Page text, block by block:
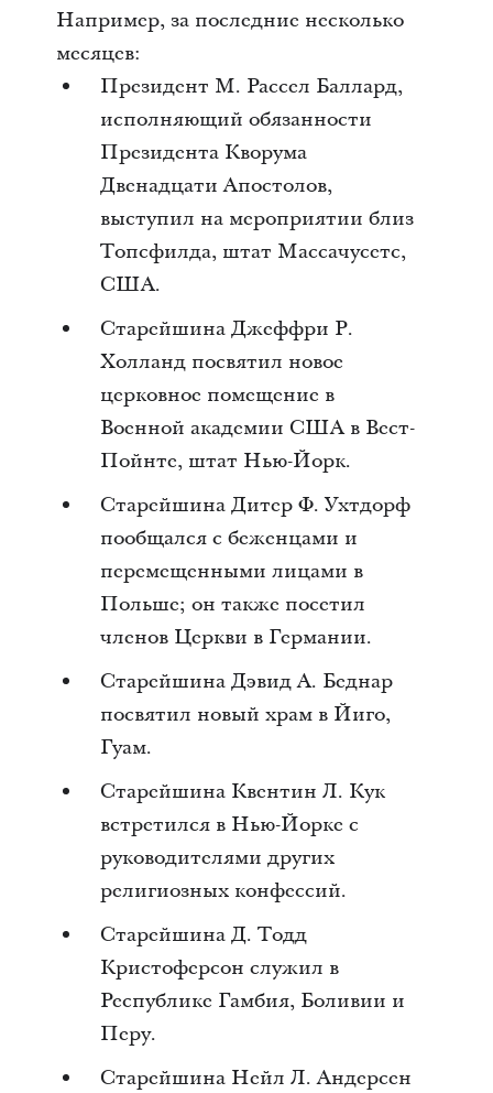
Например, за последние несколько
месяцев:
Президент М. Рассел Баллард,
исполняющий обязанности
Президента Кворума
Двенадцати Апостолов,
выступил на мероприятии близ
Топсфилда, штат Массачусетс,
США.
Старейшина Джеффри Р.
Холланд посвятил новое
церковное помещение в
Военной академии США в Вест-
Пойнте, штат Нью-Йорк.
Старейшина Дитер Ф. Ухтдорф
пообщался с беженцами и
перемещенными лицами в
Польше; он также посетил
членов Церкви в Германии.
Старейшина Дэвид А. Беднар
посвятил новый храм в Йиго,
Гуам.
Старейшина Квентин Л. Кук
встретился в Нью-Йорке с
руководителями других
религиозных конфессий.
Старейшина Д. Тодд
Кристоферсон служил в
Республике Гамбия, Боливии и
Перу.
Старейшина Нейл Л. Андерсен